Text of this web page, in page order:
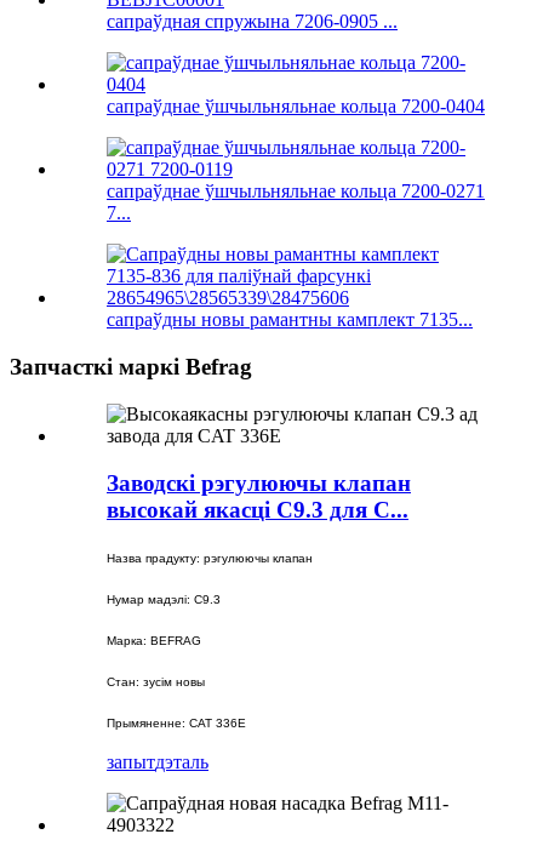
сапраўдная спружына 7206-0905 ...
сапраўднае ўшчыльняльнае кольца 7200-0404
сапраўднае ўшчыльняльнае кольца 7200-0271
7...
сапраўдны новы рамантны камплект 7135...
Запчасткі маркі Befrag
Заводскі рэгулюючы клапан
высокай якасці C9.3 для C...
Назва прадукту: рэгулюючы клапан
Нумар мадэлі: C9.3
Марка: BEFRAG
Стан: зусім новы
Прымяненне: CAT 336E
запытдэталь